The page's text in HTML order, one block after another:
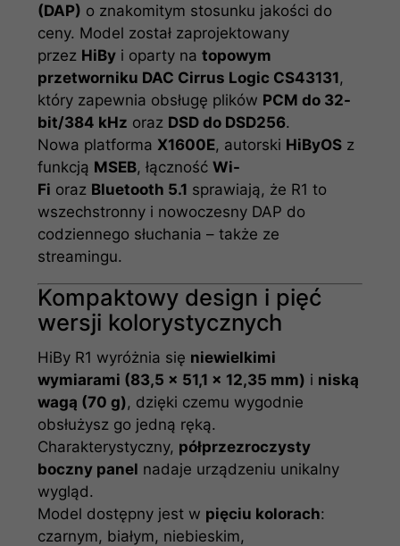
(DAP) o znakomitym stosunku jakości do
ceny. Model został zaprojektowany
przez HiBy i oparty natopowym
przetworniku DAC Cirrus Logic CS43131,
który zapewnia obsługę plików PCM do 32-
bit/384 kHz oraz DSD do DSD256.
Nowa platforma X1600E, autorski HiByOS z
funkcją MSEB, łącznośćWi-
Fi oraz Bluetooth 5.1 sprawiają, że R1 to
wszechstronny i nowoczesny DAP do
codziennego słuchania – także ze
streamingu.
Kompaktowy design i pięć
wersji kolorystycznych
HiBy R1 wyróżnia się niewielkimi
wymiarami (83,5 × 51,1 × 12,35 mm) i niską
wagą (70 g), dzięki czemu wygodnie
obsłużysz go jedną ręką.
Charakterystyczny, półprzezroczysty
boczny panel nadaje urządzeniu unikalny
wygląd.
Model dostępny jest w pięciu kolorach:
czarnym, białym, niebieskim,